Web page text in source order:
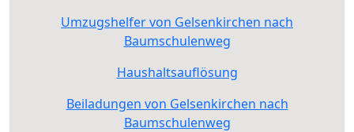
Umzugshelfer von Gelsenkirchen nach
Baumschulenweg
Haushaltsauflösung
Beiladungen von Gelsenkirchen nach
Baumschulenweg